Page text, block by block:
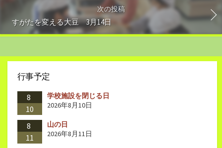
次の投稿
すがたを変える大豆 3月14日
行事予定
8
10
学校施設を閉じる日
2026年8月10日
8
11
山の日
2026年8月11日